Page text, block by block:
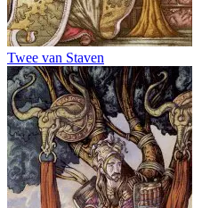
Twee van Staven